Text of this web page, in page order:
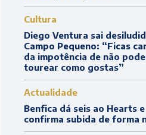
Cultura
Diego Ventura sai
Campo Pequeno: “Ficas
da impotência de não
tourear como gostas”
Actualidade
Benfica dá seis ao Hearts e
confirma subida de forma